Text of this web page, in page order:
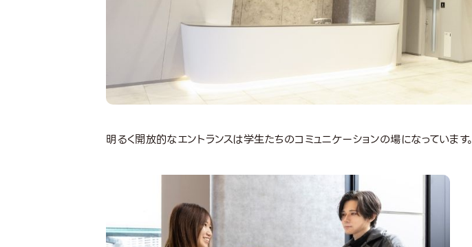
明るく開放的なエントランスは学生たちのコミュニケーションの場になっています。